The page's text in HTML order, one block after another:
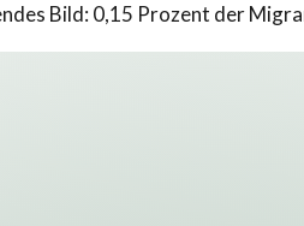
Bild: 0,15 Prozent der